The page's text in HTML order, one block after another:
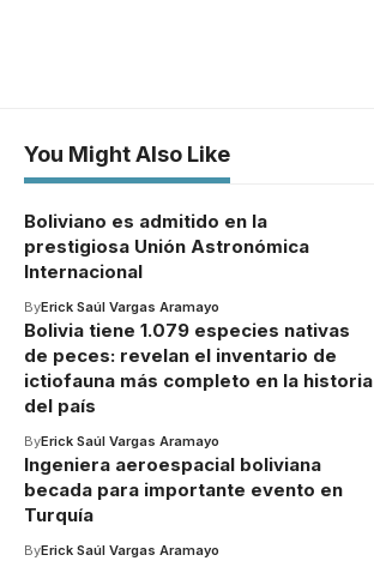
You Might Also Like
Boliviano es admitido en la
prestigiosa Unión Astronómica
Internacional
ByErick Saúl Vargas Aramayo
Bolivia tiene 1.079 especies nativas
de peces: revelan el inventario de
ictiofauna más completo en la historia
del país
ByErick Saúl Vargas Aramayo
Ingeniera aeroespacial boliviana
becada para importante evento en
Turquía
ByErick Saúl Vargas Aramayo